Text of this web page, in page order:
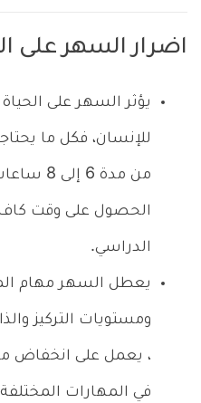
اضرار السهر على
يؤثر السهر على
للإنسان، فكل ما
من مدة 6
الحصول على وقت
الدراسي.
يعطل السهر مهام
ومستويات التركيز
، يعمل على انخفاض
في المهارات